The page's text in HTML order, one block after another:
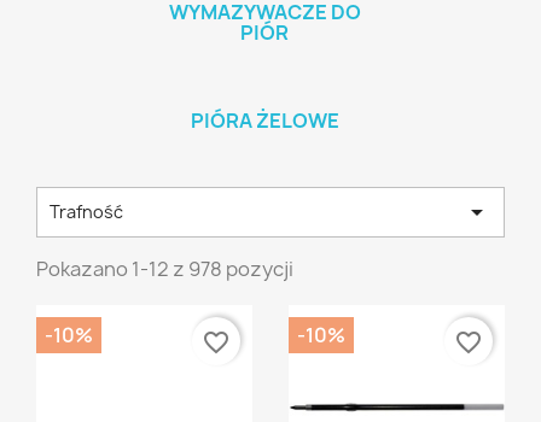
WYMAZYWACZE DO
PIÓR
PIÓRA ŻELOWE
Trafność 
Pokazano 1-12 z 978 pozycji
-10% favorite_border -10% favorite_border